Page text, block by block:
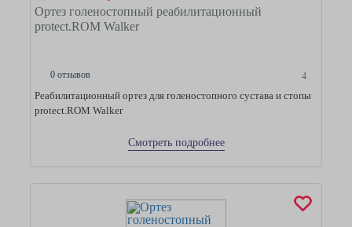
Ортез голеностопный реабилитационный
protect.ROM Walker
0 отзывов 4
Реабилитационный ортез для голеностопного сустава и стопы
protect.ROM Walker
Смотреть подробнее